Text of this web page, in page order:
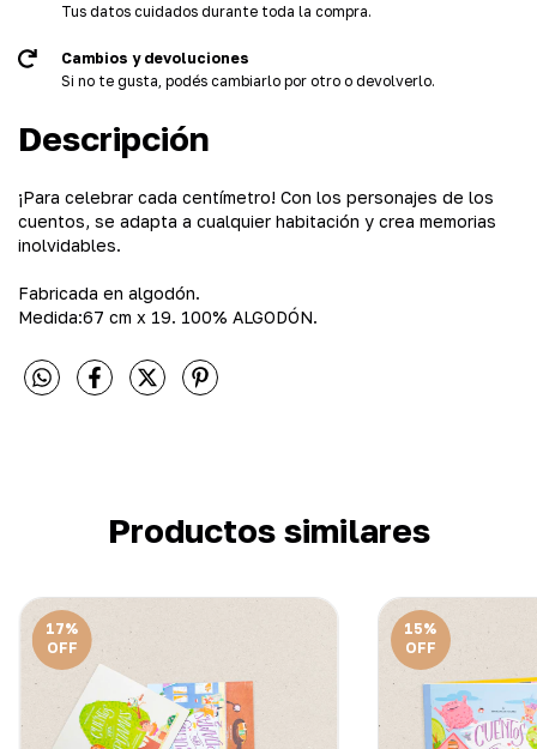
Tus datos cuidados durante toda la compra.
Cambios y devoluciones
Si no te gusta, podés cambiarlo por otro o devolverlo.
Descripción
¡Para celebrar cada centímetro! Con los personajes de los
cuentos, se adapta a cualquier habitación y crea memorias
inolvidables.
Fabricada en algodón.
Medida:67 cm x 19. 100% ALGODÓN.
Productos similares
17%
OFF
15%
OFF